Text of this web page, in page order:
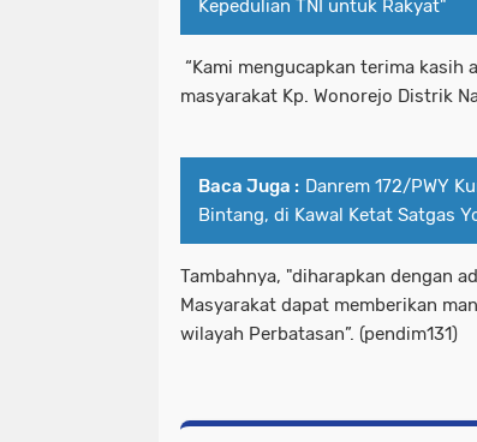
Kepedulian TNI untuk Rakyat"
“Kami mengucapkan terima kasih
masyarakat Kp. Wonorejo Distrik
Baca Juga : Danrem 172/PWY
Bintang, di Kawal Ketat Satgas
Tambahnya, "diharapkan dengan
Masyarakat dapat memberikan
wilayah Perbatasan”. (pendim131)